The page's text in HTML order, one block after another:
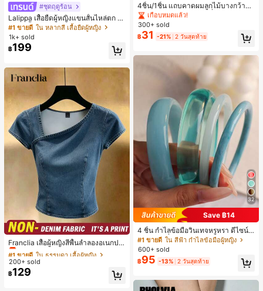
#ชุดฤดูร้อน
Lalippa เสื้อยืดผู้หญิงแขนสั้นไหล่ตก ค
อวีปกเสื้อ ลายพิมพ์ดิจิทัลลายทาง สไตล์
สปอร์ตแฟชั่นมินิมอล ของขวัญสำหรับเ
พื่อน
#1 ขายดี ใน หลากสี เสื้อยืดผู้หญิง
1k+ sold
฿199
Franclia เสื้อผู้หญิงสีพื้นลำลองอเนกปร
ะสงค์สำหรับใส่ประจำวัน
#1 ขายดี ใน ธรรมดา เสื้อผู้หญิง
เกือบหมดแล้ว!
#1 ขายดี ใน ธรรมดา เสื้อผู้หญิง
เกือบหมดแล้ว!
#1 ขายดี ใน ธรรมดา เสื้อผู้หญิง
เกือบหมดแล้ว!
#1 ขายดี
200+ sold
฿129
4ชิ้น/1ชิ้น แถบคาดผมลูกไม้บางกว้างยื
ดหยุ่นสำหรับผู้หญิง, แฟชั่นอเนกประสง
ค์พรีเมียมหรูหราสไตล์มินิมอล ผ้าพันคอ
เล็กๆ ห่วงผม อุปกรณ์เสริมผม, เหมาะสำ
หรับการออกไปข้างนอกประจำวัน, ลำล
น, การมัดผม, การจัดทรงผม, การแต่งห
น้า, การจับคู่ชุด, อุปกรณ์เสริมประดับผ
#1 ขายดี
ใน ยางรัดผมแบบพื้นฐาน เครื่องประดับผมผู้หญิง
เกือบหมดแล้ว!
#1 ขายดี
ใน ยางรัดผมแบบพื้นฐาน เครื่องประดับผมผู้หญิง
เกือบหมดแล้ว!
#1 ขายดี
เกือบหมดแล้ว!
300+ sold
฿31 -21% 2 วันสุดท้าย
32
Save ฿14
4 ชิ้น กำไลข้อมือวินเทจหรูหรา ดีไซน์มิ
นิมอลแฟชั่น เหมาะสำหรับใส่ในชีวิตปร
ะจำวัน อะคริลิก เหมาะสำหรับใส่ในชีวิ
ตประจำวันและงานปาร์ตี้ ของขวัญสำห
รับผู้หญิง
#1 ขายดี ใน สีฟ้า กำไลข้อมือผู้หญิง
600+ sold
฿95 -13% 2 วันสุดท้าย